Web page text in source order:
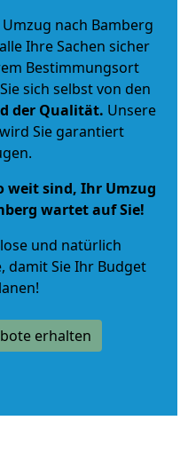
nach Bamberg
Ihre Sachen sicher
Bestimmungsort
sich selbst von den
der Qualität. Unsere
Sie garantiert
weit sind, Ihr Umzug
wartet auf Sie!
und natürlich
, damit Sie Ihr Budget
erhalten